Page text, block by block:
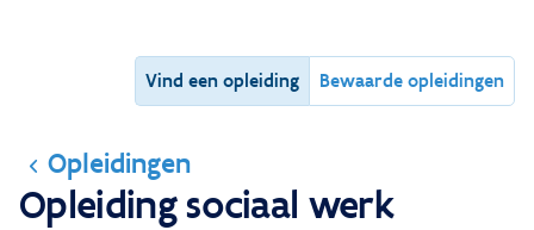
Vind een opleiding Bewaarde opleidingen
Opleidingen
Opleiding sociaal werk